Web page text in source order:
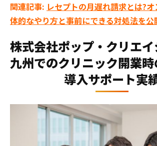
関連記事: レセプトの月遅れ請求とは?
体的なやり方と事前にできる対処法を公
株式会社ポップ・クリエ
九州でのクリニック開業
導入サポート実